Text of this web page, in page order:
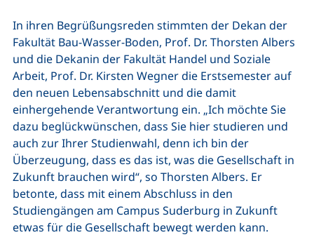
In ihren Begrüßungsreden stimmten der Dekan der
Fakultät Bau-Wasser-Boden, Prof. Dr. Thorsten Albers
und die Dekanin der Fakultät Handel und Soziale
Arbeit, Prof. Dr. Kirsten Wegner die Erstsemester auf
den neuen Lebensabschnitt und die damit
einhergehende Verantwortung ein. „Ich möchte Sie
dazu beglückwünschen, dass Sie hier studieren und
auch zur Ihrer Studienwahl, denn ich bin der
Überzeugung, dass es das ist, was die Gesellschaft in
Zukunft brauchen wird“, so Thorsten Albers. Er
betonte, dass mit einem Abschluss in den
Studiengängen am Campus Suderburg in Zukunft
etwas für die Gesellschaft bewegt werden kann.